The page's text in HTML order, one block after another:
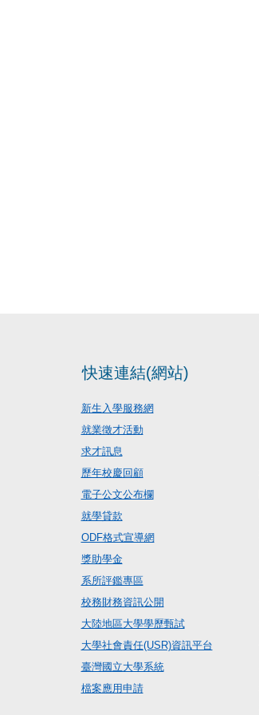
快速連結(網站)
新生入學服務網
就業徵才活動
求才訊息
歷年校慶回顧
電子公文公布欄
就學貸款
ODF格式宣導網
獎助學金
系所評鑑專區
校務財務資訊公開
大陸地區大學學歷甄試
大學社會責任(USR)資訊平台
臺灣國立大學系統
檔案應用申請